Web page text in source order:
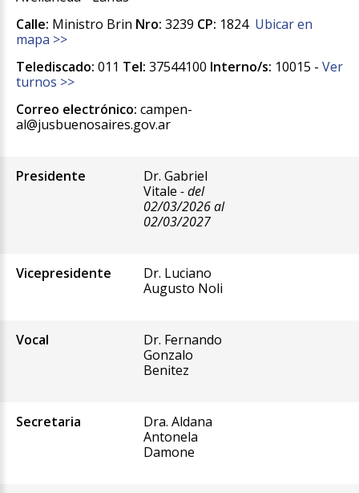
Calle: Ministro Brin Nro: 3239 CP: 1824 Ubicar en
mapa >>
Telediscado: 011 Tel: 37544100 Interno/s: 10015 - Ver
turnos >>
Correo electrónico: campen-
al@jusbuenosaires.gov.ar
Presidente
Dr. Gabriel
Vitale - del
02/03/2026 al
02/03/2027
Vicepresidente
Dr. Luciano
Augusto Noli
Vocal
Dr. Fernando
Gonzalo
Benitez
Secretaria
Dra. Aldana
Antonela
Damone